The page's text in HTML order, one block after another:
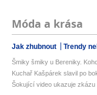
Móda a krása
Jak zhubnout Trendy
Šmiky šmiky u Bereniky.
Kuchař Kašpárek slavil po
Šokující video ukazuje zkázu